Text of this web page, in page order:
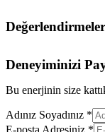
Deneyiminizi
Bu enerjinin size
Adınız Soyadınız *
E-posta Adresiniz *